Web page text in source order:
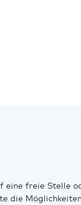
eine freie Stelle
die